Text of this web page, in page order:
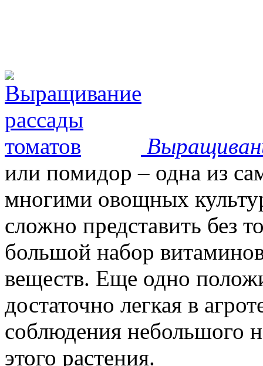
или помидор – одна из
многими овощных
сложно представить без
большой набор
веществ. Еще одно
достаточно легкая в
соблюдения небольшого
этого растения.